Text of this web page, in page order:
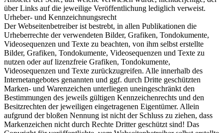
über Links auf die jeweilige Veröffentlichung lediglich verweist.
Urheber- und Kennzeichnungsrecht
Der Webseitenbetreiber ist bestrebt, in allen Publikationen die
Urheberrechte der verwendeten Bilder, Grafiken, Tondokumente,
Videosequenzen und Texte zu beachten, von ihm selbst erstellte
Bilder, Grafiken, Tondokumente, Videosequenzen und Texte zu
nutzen oder auf lizenzfreie Grafiken, Tondokumente,
Videosequenzen und Texte zurückzugreifen. Alle innerhalb des
Internetangebotes genannten und ggf. durch Dritte geschützten
Marken- und Warenzeichen unterliegen uneingeschränkt den
Bestimmungen des jeweils gültigen Kennzeichenrechts und den
Besitzrechten der jeweiligen eingetragenen Eigentümer. Allein
aufgrund der bloßen Nennung ist nicht der Schluss zu ziehen, dass
Markenzeichen nicht durch Rechte Dritter geschützt sind! Das